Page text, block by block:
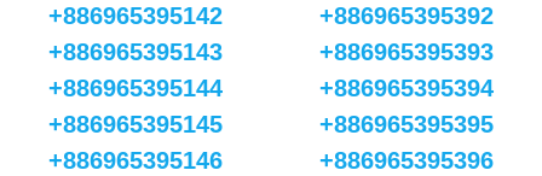
+886965395142
+886965395143
+886965395144
+886965395145
+886965395146
+886965395392
+886965395393
+886965395394
+886965395395
+886965395396